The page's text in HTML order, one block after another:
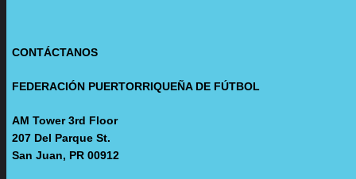
CONTÁCTANOS
FEDERACIÓN PUERTORRIQUEÑA DE FÚTBOL
AM Tower 3rd Floor
207 Del Parque St.
San Juan, PR 00912